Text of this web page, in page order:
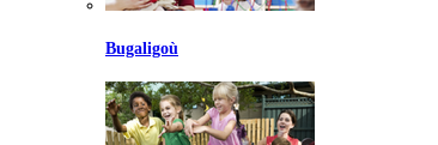
Bugaligoù